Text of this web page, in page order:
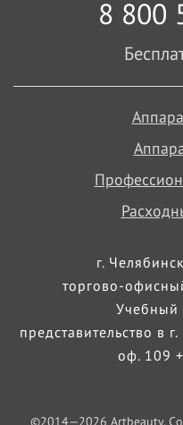
8 800
г.
торгово-
Учебный
представительство в
оф. 109
©2014—2026 Artbeauty.